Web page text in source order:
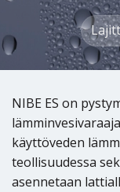
NIBE ES on
käyttöveden
teollisuudessa
asennetaan